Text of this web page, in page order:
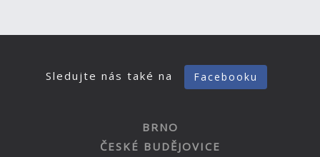
Sledujte nás také na Facebooku
BRNO
ČESKÉ BUDĚJOVICE